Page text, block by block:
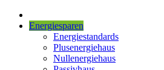
Energiesparen
Energiestandards
Plusenergiehaus
Nullenergiehaus